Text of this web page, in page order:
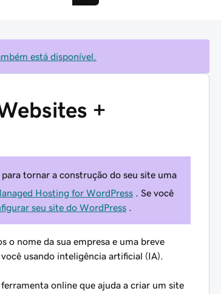
está disponível.
+
tornar a construção do seu site uma
Hosting for WordPress . Se você
seu site do WordPress
o nome da sua empresa e uma breve
usando inteligência artificial (IA).
online que ajuda a criar um site